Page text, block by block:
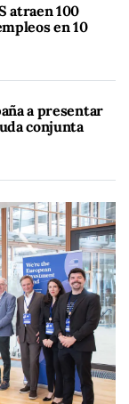
atraen 100
en 10
a presentar
conjunta